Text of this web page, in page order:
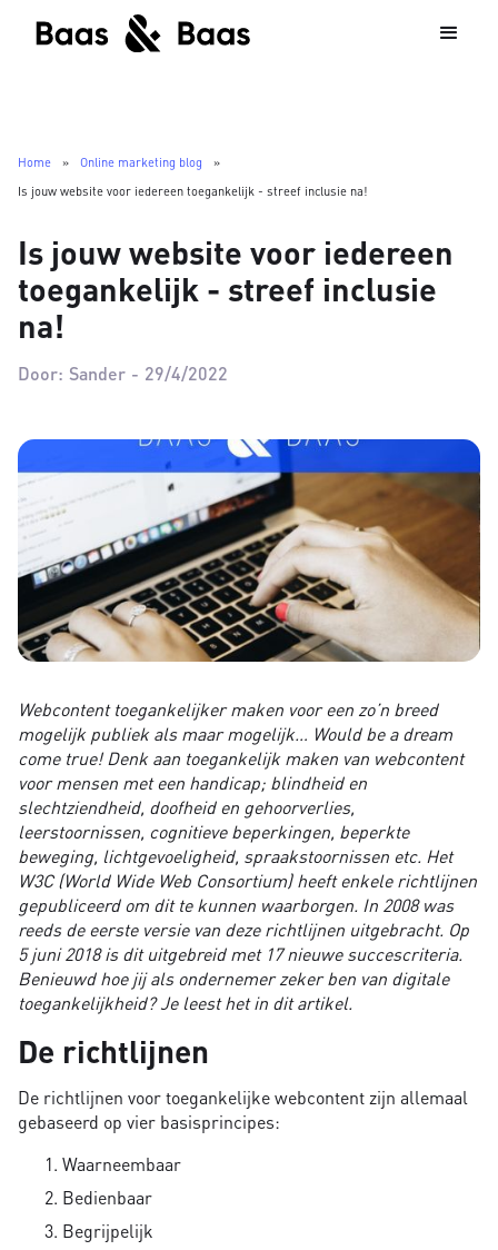
Home » Online marketing blog
»
Is jouw website voor iedereen toegankelijk - streef inclusie na!
Is jouw website voor iedereen
toegankelijk - streef inclusie
na!
Door: Sander - 29/4/2022
Webcontent toegankelijker maken voor een zo’n breed
mogelijk publiek als maar mogelijk… Would be a dream
come true! Denk aan toegankelijk maken van webcontent
voor mensen met een handicap; blindheid en
slechtziendheid, doofheid en gehoorverlies,
leerstoornissen, cognitieve beperkingen, beperkte
beweging, lichtgevoeligheid, spraakstoornissen etc. Het
W3C (World Wide Web Consortium) heeft enkele richtlijnen
gepubliceerd om dit te kunnen waarborgen. In 2008 was
reeds de eerste versie van deze richtlijnen uitgebracht. Op
5 juni 2018 is dit uitgebreid met 17 nieuwe succescriteria.
Benieuwd hoe jij als ondernemer zeker ben van digitale
toegankelijkheid? Je leest het in dit artikel.
De richtlijnen
De richtlijnen voor toegankelijke webcontent zijn allemaal
gebaseerd op vier basisprincipes:
Waarneembaar
Bedienbaar
Begrijpelijk